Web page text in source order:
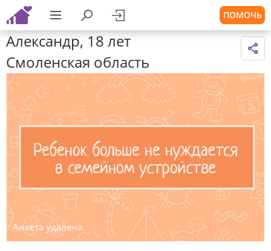
ПОМОЧЬ
Александр, 18 лет
Смоленская область
Анкета удалена.